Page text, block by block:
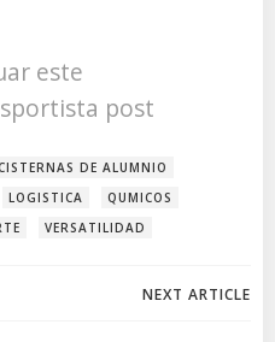
este
post
DE ALUMNIO
LOGISTICA
QUMICOS
VERSATILIDAD
Navegación
NEXT ARTICLE